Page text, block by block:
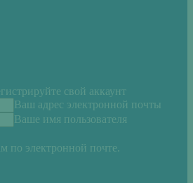
свой аккаунт
Ваш адрес электронной почты
Ваше имя пользователя
по электронной почте.